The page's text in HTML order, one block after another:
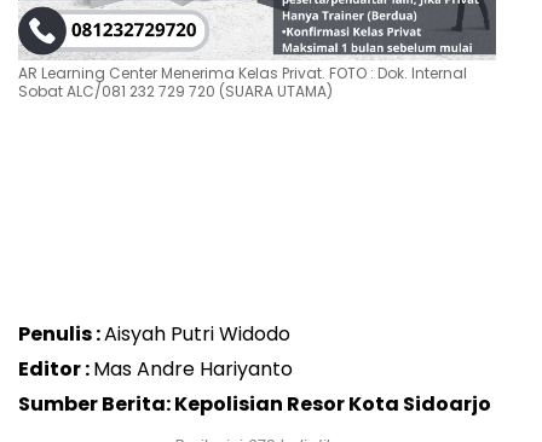
AR Learning Center Menerima Kelas Privat. FOTO : Dok. Internal
Sobat ALC/081 232 729 720 (SUARA UTAMA)
Penulis :Aisyah Putri Widodo
Editor :Mas Andre Hariyanto
Sumber Berita: Kepolisian Resor Kota Sidoarjo